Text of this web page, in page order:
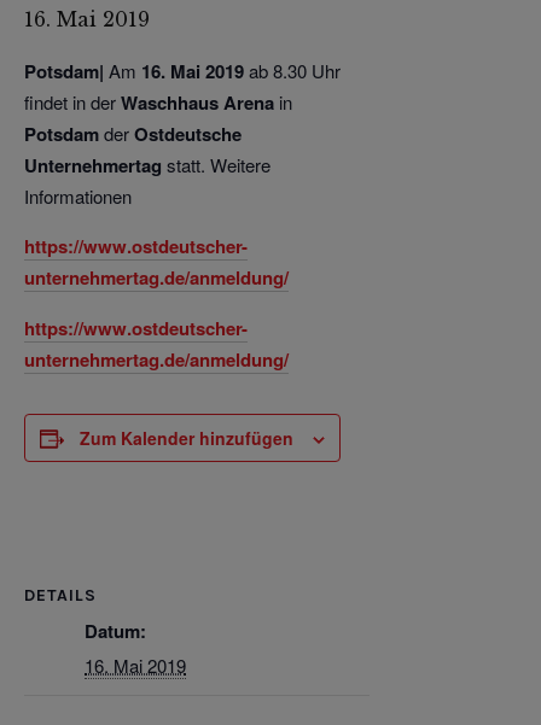
16. Mai 2019
Potsdam| Am 16. Mai 2019ab 8.30 Uhr
findet in derWaschhaus Arena in
PotsdamderOstdeutsche
Unternehmertag statt. Weitere
Informationen
https://www.ostdeutscher-
unternehmertag.de/anmeldung/
https://www.ostdeutscher-
unternehmertag.de/anmeldung/
Zum Kalender hinzufügen
DETAILS
Datum:
16. Mai 2019